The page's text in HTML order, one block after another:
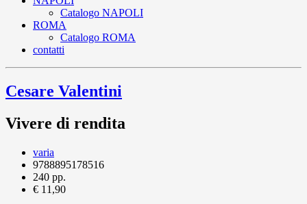
Catalogo NAPOLI
ROMA
Catalogo ROMA
contatti
Cesare Valentini
Vivere di rendita
varia
9788895178516
240 pp.
€ 11,90